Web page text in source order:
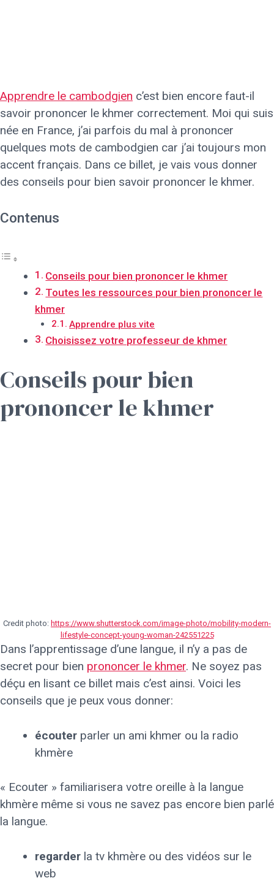
Apprendre le cambodgien c’est bien encore faut-il
savoir prononcer le khmer correctement. Moi qui suis
née en France, j’ai parfois du mal à prononcer
quelques mots de cambodgien car j’ai toujours mon
accent français. Dans ce billet, je vais vous donner
des conseils pour bien savoir prononcer le khmer.
Contenus
Conseils pour bien prononcer le khmer
Toutes les ressources pour bien prononcer le
khmer
Apprendre plus vite
Choisissez votre professeur de khmer
Conseils pour bien
prononcer le khmer
Credit photo: https://www.shutterstock.com/image-photo/mobility-modern-
lifestyle-concept-young-woman-242551225
Dans l’apprentissage d’une langue, il n’y a pas de
secret pour bien prononcer le khmer. Ne soyez pas
déçu en lisant ce billet mais c’est ainsi. Voici les
conseils que je peux vous donner:
écouter parler un ami khmer ou la radio
khmère
« Ecouter » familiarisera votre oreille à la langue
khmère même si vous ne savez pas encore bien parlé
la langue.
regarder la tv khmère ou des vidéos sur le
web